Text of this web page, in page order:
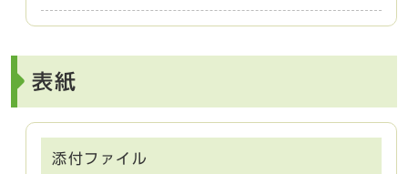
表紙
添付ファイル